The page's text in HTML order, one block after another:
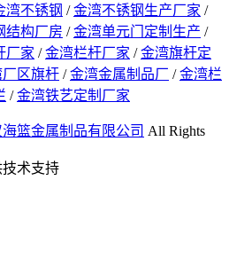
湾不锈钢 /金湾不锈钢生产厂家 /
结构厂房 /金湾单元门定制生产 /
厂家 /金湾栏杆厂家 /金湾旗杆定
区旗杆 /金湾金属制品厂 /金湾栏
/金湾铁艺定制厂家
篮金属制品有限公司 All Rights
术支持